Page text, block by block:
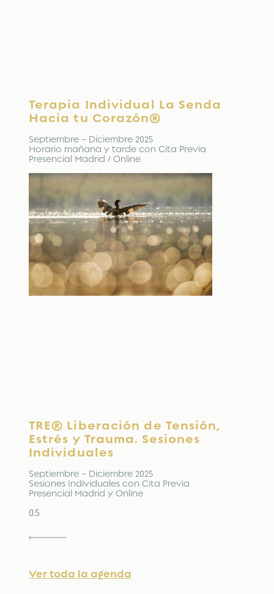
Terapia Individual La Senda
Hacia tu Corazón®
Septiembre – Diciembre 2025
Horario mañana y tarde con Cita Previa
Presencial Madrid / Online
TRE® Liberación de Tensión,
Estrés y Trauma. Sesiones
Individuales
Septiembre – Diciembre 2025
Sesiones Individuales con Cita Previa
Presencial Madrid y Online
Ver toda la agenda